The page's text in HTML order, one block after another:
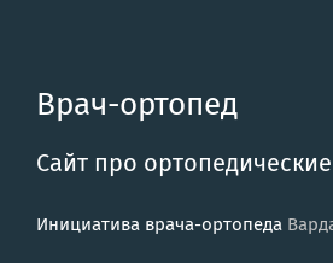
Врач-ортопед
Сайт про
Инициатива врача-ортопеда